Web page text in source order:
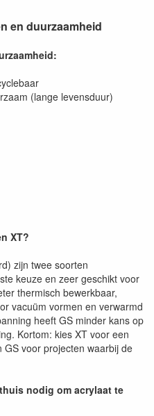
en duurzaamheid
levensduur)
XT?
zijn twee soorten
keuze en zeer geschikt voor
thermisch bewerkbaar,
vacuüm vormen en verwarmd
heeft GS minder kans op
Kortom: kies XT voor een
voor projecten waarbij de
nodig om acrylaat te